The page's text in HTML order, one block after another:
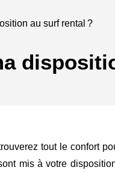
au surf rental ?
tout le confort
mis à votre